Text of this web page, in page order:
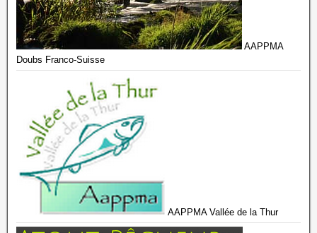
AAPPMA
Doubs Franco-Suisse
AAPPMA Vallée de la Thur